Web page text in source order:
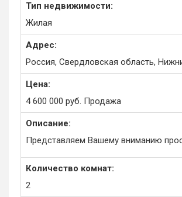
Тип недвижимости:
Жилая
Адрес:
Россия, Свердловская область,
Цена:
4 600 000 руб. Продажа
Описание:
Представляем Вашему вниманию
Количество комнат:
2